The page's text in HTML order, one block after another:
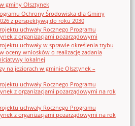
gminy Olsztynek
Ochrony Środowiska dla Gminy
z perspektywą do roku 2030
uchwały Rocznego Programu
z organizacjami pozarządowymi
uchwały w sprawie określenia trybu
oceny wniosków o realizację zadania
lokalnej
na jeziorach w gminie Olsztynek –
uchwały Rocznego Programu
z organizacjami pozarządowymi na rok
uchwały Rocznego Programu
z organizacjami pozarządowymi na rok